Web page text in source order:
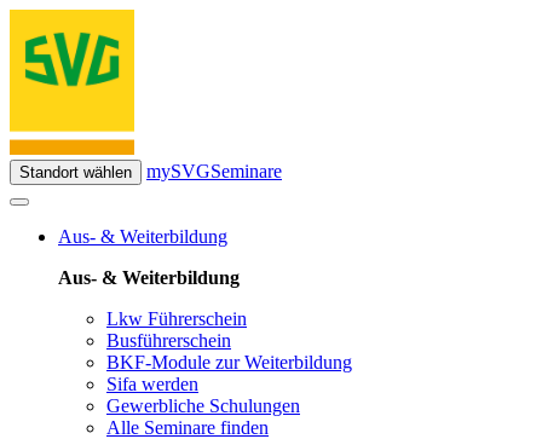
Standort wählen mySVGSeminare
Aus- & Weiterbildung
Aus- & Weiterbildung
Lkw Führerschein
Busführerschein
BKF-Module zur Weiterbildung
Sifa werden
Gewerbliche Schulungen
Alle Seminare finden